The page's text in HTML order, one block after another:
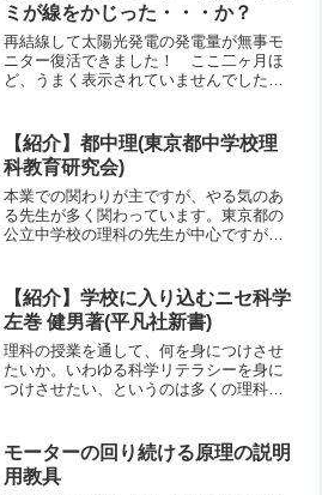
ミが線をかじった・・・か？
再結線して太陽光発電の発電量が無事モ
ニター復活できました！ ここ二ヶ月ほ
ど、うまく表示されていませんでした。
復活したモニター表示。写真2枚目、左か
らHEMS計測ユニット、H...
【紹介】都中理(東京都中学校理
科教育研究会)
本業での関わりが主ですが、やる気のあ
る先生が多く関わっています。東京都の
公立中学校の理科の先生が中心ですが、
す。また都中理のML（メーリングリス
ト）は、理科教育に関心を持...
【紹介】学校に入り込むニセ科学
左巻 健男著(平凡社新書)
理科の授業を通して、何を身につけさせ
たいか。いわゆる科学リテラシーを身に
つけさせたい、というのは多くの理科の
が、「ニセ科学にだまされない」という
ものです。「○○水」とか「...
モーターの回り続ける原理の説明
用教具